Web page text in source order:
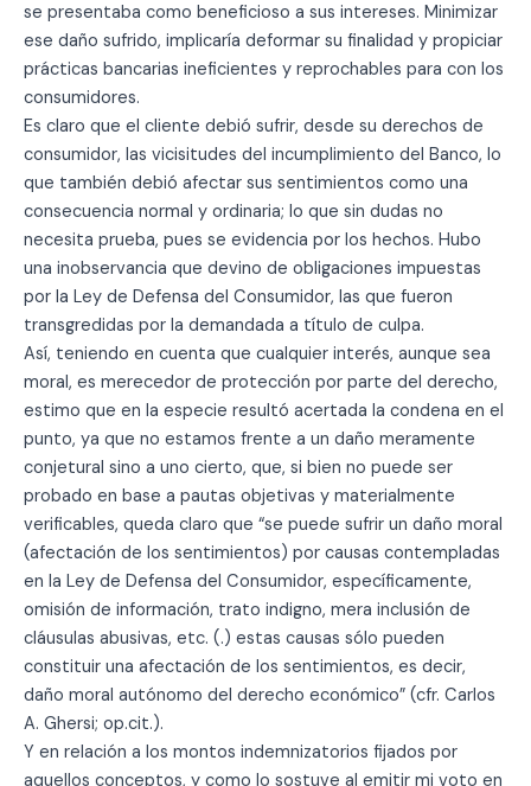
se presentaba como beneficioso a sus intereses. Minimizar
ese daño sufrido, implicaría deformar su finalidad y propiciar
prácticas bancarias ineficientes y reprochables para con los
consumidores.
Es claro que el cliente debió sufrir, desde su derechos de
consumidor, las vicisitudes del incumplimiento del Banco, lo
que también debió afectar sus sentimientos como una
consecuencia normal y ordinaria; lo que sin dudas no
necesita prueba, pues se evidencia por los hechos. Hubo
una inobservancia que devino de obligaciones impuestas
por la Ley de Defensa del Consumidor, las que fueron
transgredidas por la demandada a título de culpa.
Así, teniendo en cuenta que cualquier interés, aunque sea
moral, es merecedor de protección por parte del derecho,
estimo que en la especie resultó acertada la condena en el
punto, ya que no estamos frente a un daño meramente
conjetural sino a uno cierto, que, si bien no puede ser
probado en base a pautas objetivas y materialmente
verificables, queda claro que “se puede sufrir un daño moral
(afectación de los sentimientos) por causas contempladas
en la Ley de Defensa del Consumidor, específicamente,
omisión de información, trato indigno, mera inclusión de
cláusulas abusivas, etc. (.) estas causas sólo pueden
constituir una afectación de los sentimientos, es decir,
daño moral autónomo del derecho económico” (cfr. Carlos
A. Ghersi; op.cit.).
Y en relación a los montos indemnizatorios fijados por
aquellos conceptos, y como lo sostuve al emitir mi voto en